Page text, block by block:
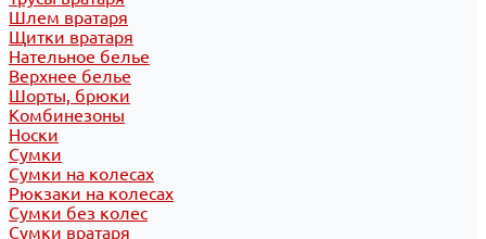
Шлем вратаря
Щитки вратаря
Нательное белье
Верхнее белье
Шорты, брюки
Комбинезоны
Носки
Сумки
Сумки на колесах
Рюкзаки на колесах
Сумки без колес
Сумки вратаря